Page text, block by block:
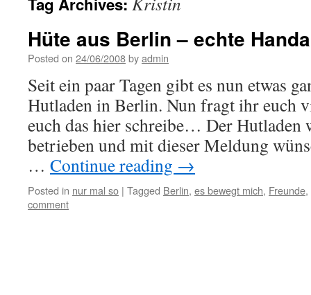
content
Hüte aus Berlin – echte
Posted on 24/06/2008byadmin
Seit ein paar Tagen gibt es nun etwas
Hutladen in Berlin. Nun fragt ihr euch
euch das hier schreibe… Der
betrieben und mit dieser Meldung
… Continue reading →
Posted in nur mal so | Tagged Berlin, es bewegt mich, Freunde,
comment